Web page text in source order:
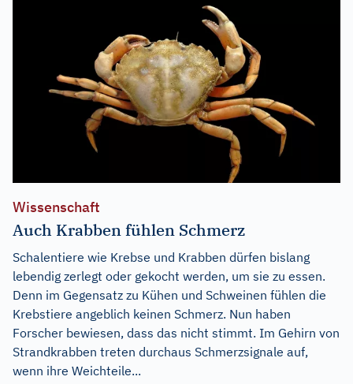
Wissenschaft
Auch Krabben fühlen Schmerz
Schalentiere wie Krebse und Krabben dürfen bislang
lebendig zerlegt oder gekocht werden, um sie zu essen.
Denn im Gegensatz zu Kühen und Schweinen fühlen die
Krebstiere angeblich keinen Schmerz. Nun haben
Forscher bewiesen, dass das nicht stimmt. Im Gehirn von
Strandkrabben treten durchaus Schmerzsignale auf,
wenn ihre Weichteile...